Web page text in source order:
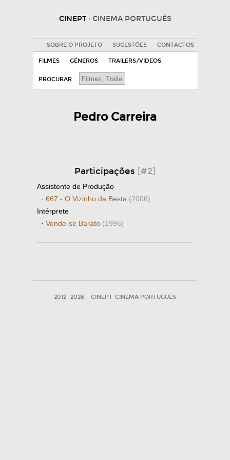
CINEPT · CINEMA PORTUGUÊS
SOBRE O PROJETO SUGESTÕES CONTACTOS
FILMES GÉNEROS TRAILERS/VIDEOS
PROCURAR
Pedro Carreira
Participações [#2]
Assistente de Produção
· 667 - O Vizinho da Besta (2006)
Intérprete
· Vende-se Barato (1996)
2012—2026 CINEPT-CINEMA PORTUGUES